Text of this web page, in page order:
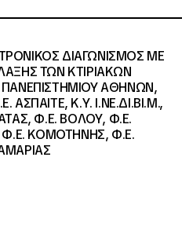
ΔΙΑΓΩΝΙΣΜΟΣ ΜΕ
ΤΩΝ ΚΤΙΡΙΑΚΩΝ
ΑΘΗΝΩΝ,
Κ.Υ. Ι.ΝΕ.ΔΙ.ΒΙ.Μ.,
Φ.Ε. ΒΟΛΟΥ, Φ.Ε.
Φ.Ε. ΚΟΜΟΤΗΝΗΣ, Φ.Ε.